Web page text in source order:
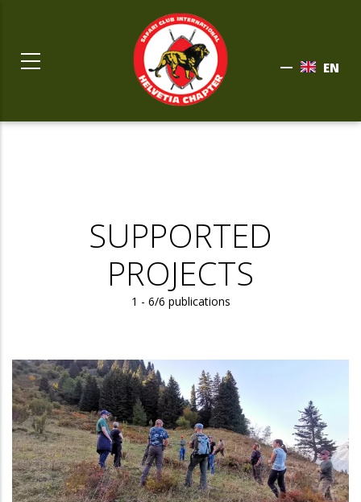
EN
SUPPORTED
PROJECTS
1 - 6/6 publications